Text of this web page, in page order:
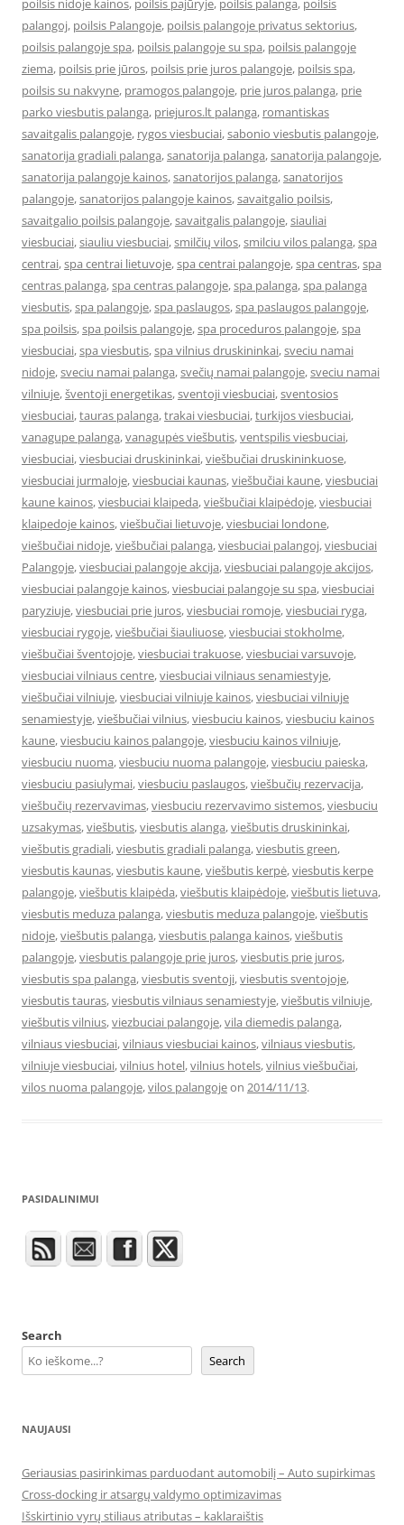
poilsis nidoje kainos, poilsis pajūryje, poilsis palanga, poilsis
palangoj, poilsis Palangoje, poilsis palangoje privatus sektorius,
poilsis palangoje spa, poilsis palangoje su spa, poilsis palangoje
ziema, poilsis prie jūros, poilsis prie juros palangoje, poilsis spa,
poilsis su nakvyne, pramogos palangoje, prie juros palanga, prie
parko viesbutis palanga, priejuros.lt palanga, romantiskas
savaitgalis palangoje, rygos viesbuciai,sabonio viesbutis palangoje,
sanatorija gradiali palanga,sanatorija palanga,sanatorija palangoje,
sanatorija palangoje kainos,sanatorijos palanga,sanatorijos
palangoje,sanatorijos palangoje kainos,savaitgalio poilsis,
savaitgalio poilsis palangoje,savaitgalis palangoje,siauliai
viesbuciai,siauliu viesbuciai,smilčių vilos,smilciu vilos palanga,spa
centrai,spa centrai lietuvoje,spa centrai palangoje,spa centras,spa
centras palanga,spa centras palangoje,spa palanga,spa palanga
viesbutis,spa palangoje,spa paslaugos,spa paslaugos palangoje,
spa poilsis,spa poilsis palangoje,spa proceduros palangoje,spa
viesbuciai,spa viesbutis,spa vilnius druskininkai,sveciu namai
nidoje,sveciu namai palanga,svečių namai palangoje,sveciu namai
vilniuje,šventoji energetikas,sventoji viesbuciai,sventosios
viesbuciai,tauras palanga,trakai viesbuciai,turkijos viesbuciai,
vanagupe palanga,vanagupės viešbutis,ventspilis viesbuciai,
viesbuciai,viesbuciai druskininkai,viešbučiai druskininkuose,
viesbuciai jurmaloje,viesbuciai kaunas,viešbučiai kaune,viesbuciai
kaune kainos,viesbuciai klaipeda,viešbučiai klaipėdoje,viesbuciai
klaipedoje kainos,viešbučiai lietuvoje,viesbuciai londone,
viešbučiai nidoje,viešbučiai palanga,viesbuciai palangoj,viesbuciai
Palangoje,viesbuciai palangoje akcija,viesbuciai palangoje akcijos,
viesbuciai palangoje kainos,viesbuciai palangoje su spa,viesbuciai
paryziuje,viesbuciai prie juros,viesbuciai romoje,viesbuciai ryga,
viesbuciai rygoje,viešbučiai šiauliuose,viesbuciai stokholme,
viešbučiai šventojoje,viesbuciai trakuose,viesbuciai varsuvoje,
viesbuciai vilniaus centre,viesbuciai vilniaus senamiestyje,
viešbučiai vilniuje,viesbuciai vilniuje kainos,viesbuciai vilniuje
senamiestyje,viešbučiai vilnius,viesbuciu kainos,viesbuciu kainos
kaune,viesbuciu kainos palangoje,viesbuciu kainos vilniuje,
viesbuciu nuoma,viesbuciu nuoma palangoje,viesbuciu paieska,
viesbuciu pasiulymai,viesbuciu paslaugos,viešbučių rezervacija,
viešbučių rezervavimas,viesbuciu rezervavimo sistemos,viesbuciu
uzsakymas,viešbutis,viesbutis alanga,viešbutis druskininkai,
viešbutis gradiali,viesbutis gradiali palanga,viesbutis green,
viesbutis kaunas,viesbutis kaune,viešbutis kerpė,viesbutis kerpe
palangoje,viešbutis klaipėda,viešbutis klaipėdoje,viešbutis lietuva,
viesbutis meduza palanga,viesbutis meduza palangoje,viešbutis
nidoje,viešbutis palanga,viesbutis palanga kainos,viešbutis
palangoje,viesbutis palangoje prie juros,viesbutis prie juros,
viesbutis spa palanga,viesbutis sventoji,viesbutis sventojoje,
viesbutis tauras,viesbutis vilniaus senamiestyje,viešbutis vilniuje,
viešbutis vilnius,viezbuciai palangoje,vila diemedis palanga,
vilniaus viesbuciai,vilniaus viesbuciai kainos,vilniaus viesbutis,
vilniuje viesbuciai,vilnius hotel,vilnius hotels,vilnius viešbučiai,
vilos nuoma palangoje,vilos palangojeon 2014/11/13.
PASIDALINIMUI
Search
Search
NAUJAUSI
Geriausias pasirinkimas parduodant automobilį – Auto supirkimas
Cross-docking ir atsargų valdymo optimizavimas
Išskirtinio vyrų stiliaus atributas – kaklaraištis